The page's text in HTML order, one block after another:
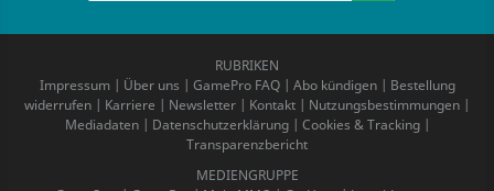
RUBRIKEN
Impressum| Über uns | GamePro FAQ| Abo kündigen| Bestellung
widerrufen | Karriere | Newsletter | Kontakt | Nutzungsbestimmungen |
Mediadaten| Datenschutzerklärung| Cookies & Tracking|
Transparenzbericht
MEDIENGRUPPE